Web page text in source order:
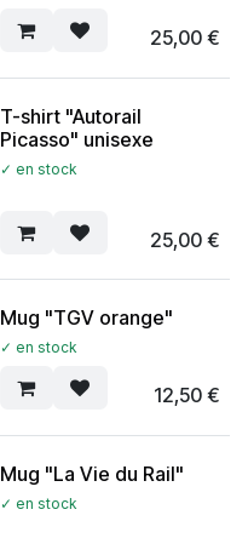
25,00€
T-shirt "Autorail
Picasso" unisexe
✓ en stock
25,00€
Mug "TGV orange"
✓ en stock
12,50€
Mug "La Vie du Rail"
✓ en stock